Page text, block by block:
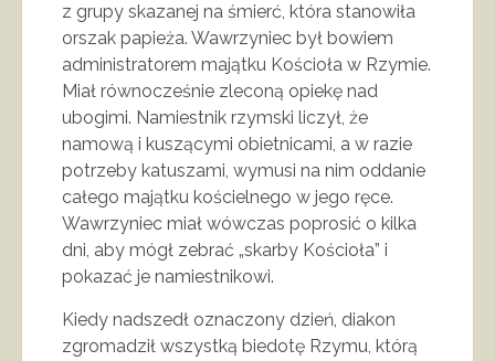
z grupy skazanej na śmierć, która stanowiła
orszak papieża. Wawrzyniec był bowiem
administratorem majątku Kościoła w Rzymie.
Miał równocześnie zleconą opiekę nad
ubogimi. Namiestnik rzymski liczył, że
namową i kuszącymi obietnicami, a w razie
potrzeby katuszami, wymusi na nim oddanie
całego majątku kościelnego w jego ręce.
Wawrzyniec miał wówczas poprosić o kilka
dni, aby mógł zebrać „skarby Kościoła” i
pokazać je namiestnikowi.
Kiedy nadszedł oznaczony dzień, diakon
zgromadził wszystką biedotę Rzymu, którą